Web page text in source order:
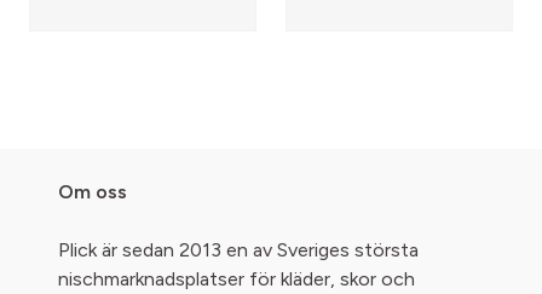
Om oss
Plick är sedan 2013 en av Sveriges största
nischmarknadsplatser för kläder, skor och